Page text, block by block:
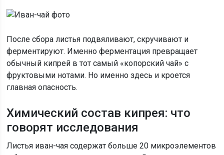
После сбора листья подвяливают, скручивают и
ферментируют. Именно ферментация превращает
обычный кипрей в тот самый «копорский чай» с
фруктовыми нотами. Но именно здесь и кроется
главная опасность.
Химический состав кипрея: что
говорят исследования
Листья иван-чая содержат больше 20 микроэлементов